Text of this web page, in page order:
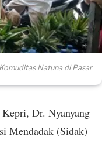
Natuna di Pasar
Dr. Nyanyang
Mendadak (Sidak)